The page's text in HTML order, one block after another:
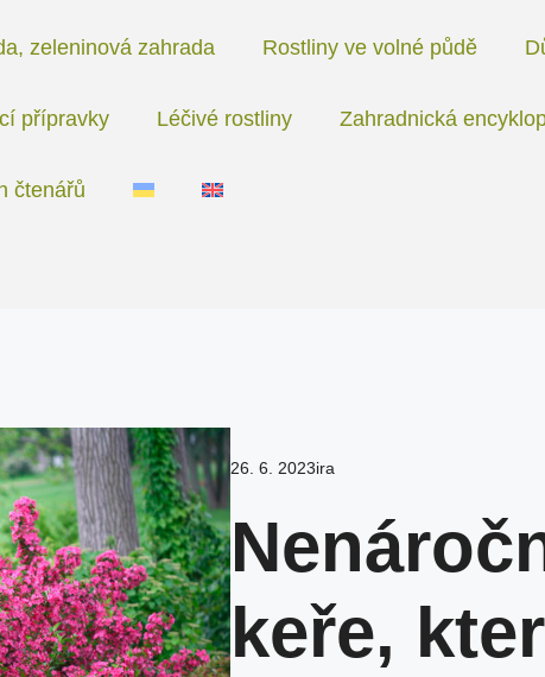
zeleninová zahrada Rostliny ve volné půdě
přípravky Léčivé rostliny Zahradnická
čtenářů
26. 6. 2023ira
keře,